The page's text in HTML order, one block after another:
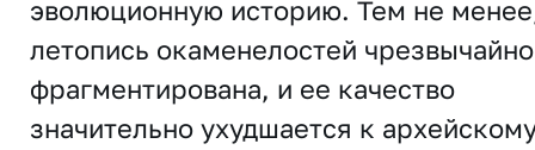
эволюционную историю. Тем не
летопись окаменелостей чрезвычайно
фрагментирована, и ее качество
значительно ухудшается к